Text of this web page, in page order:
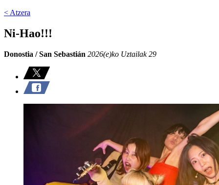
< Atzera
Ni-Hao!!!
Donostia / San Sebastián 2026(e)ko Uztailak 29